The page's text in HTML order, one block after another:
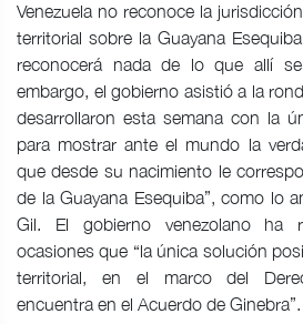
Venezuela no reconoce la
territorial sobre la Guayana
reconocerá nada de lo que allí
embargo, el gobierno asistió a la
desarrollaron esta semana con la
para mostrar ante el mundo la
que desde su nacimiento le
de la Guayana Esequiba”, como lo
Gil. El gobierno venezolano ha
ocasiones que “la única solución
territorial, en el marco del
encuentra en el Acuerdo de Ginebra”.